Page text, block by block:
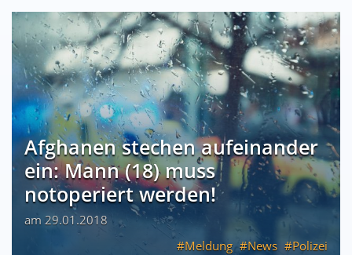
Afghanen stechen aufeinander
ein: Mann (18) muss
notoperiert werden!
am 29.01.2018
Meldung
News Polizei